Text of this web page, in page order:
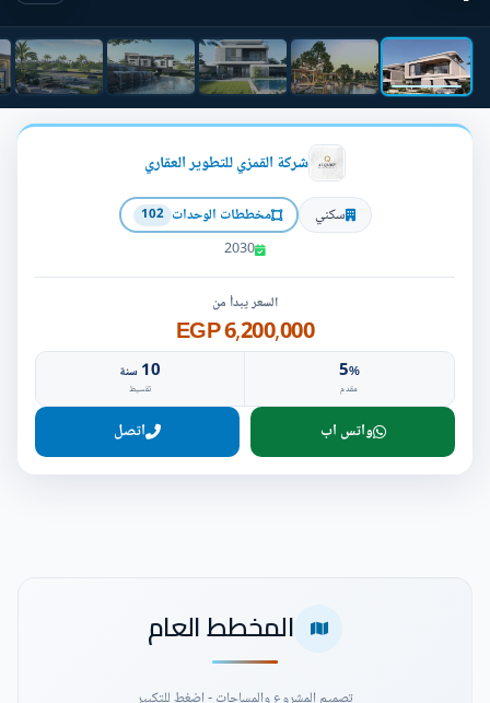
شركة القمزي للتطوير العقاري
سكني مخططات الوحدات 102
2030
السعر يبدأ من
6,200,000 EGP
5%
مقدم
10 سنة
تقسيط
واتس اب اتصل
المخطط العام